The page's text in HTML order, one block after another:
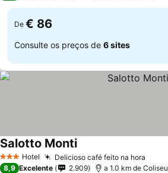
De € 86
Consulte os preços de 6 sites
3 EstrelasHotel Delicioso café feito na hora
Salotto Monti
8,9 Excelente 2.909 a 1.0 km de Coliseu